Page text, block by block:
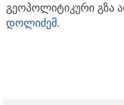
გეოპოლიტიკური გზა
დოლიძემ.